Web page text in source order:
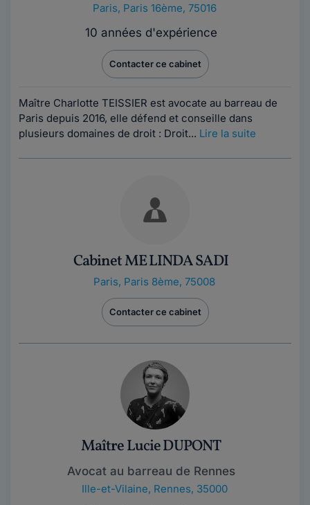
Paris, Paris 16ème, 75016
10 années d'expérience
Contacter ce cabinet
Maître Charlotte TEISSIER est avocate au barreau de
Paris depuis 2016, elle défend et conseille dans
plusieurs domaines de droit : Droit... Lire la suite
Cabinet ME LINDA SADI
Paris, Paris 8ème, 75008
Contacter ce cabinet
Maître Lucie DUPONT
Avocat au barreau de Rennes
Ille-et-Vilaine, Rennes, 35000